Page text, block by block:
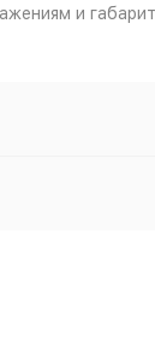
и